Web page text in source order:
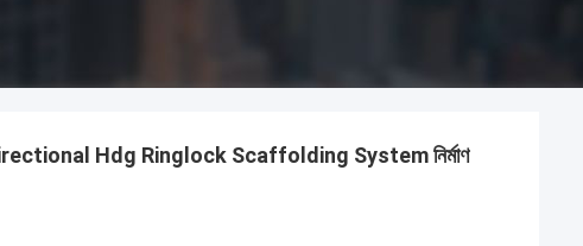
Hdg Ringlock Scaffolding System নির্মাণ